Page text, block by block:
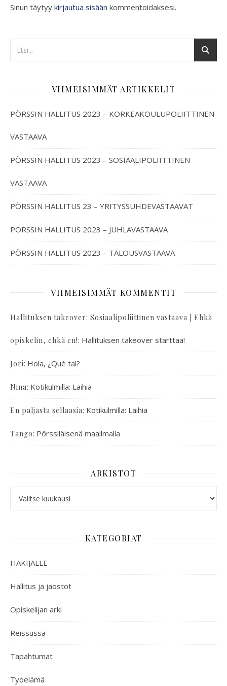
Sinun täytyy kirjautua sisään kommentoidaksesi.
VIIMEISIMMÄT ARTIKKELIT
PÖRSSIN HALLITUS 2023 – KORKEAKOULUPOLIITTINEN
VASTAAVA
PÖRSSIN HALLITUS 2023 – SOSIAALIPOLIITTINEN
VASTAAVA
PÖRSSIN HALLITUS 23 – YRITYSSUHDEVASTAAVAT
PÖRSSIN HALLITUS 2023 – JUHLAVASTAAVA
PÖRSSIN HALLITUS 2023 – TALOUSVASTAAVA
VIIMEISIMMÄT KOMMENTIT
Hallituksen takeover: Sosiaalipoliittinen vastaava | Ehkä
opiskelin, ehkä en!: Hallituksen takeover starttaa!
Jori: Hola, ¿Qué tal?
Nina: Kotikulmilla: Laihia
En paljasta sellaasia: Kotikulmilla: Laihia
Tango: Pörssiläisenä maailmalla
ARKISTOT
KATEGORIAT
HAKIJALLE
Hallitus ja jaostot
Opiskelijan arki
Reissussa
Tapahtumat
Työelämä